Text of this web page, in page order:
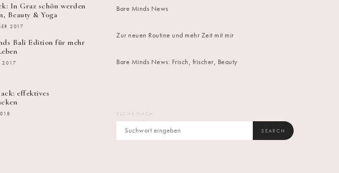
In Graz schön werden
Beauty & Yoga
2017
Bali Edition für mehr
2017
effektives
Bare Minds News
Zur neuen Routine und mehr Zeit mit mir
Bare Minds News: Frisch, frischer, Beauty
SUCHE NACH:
SEARCH